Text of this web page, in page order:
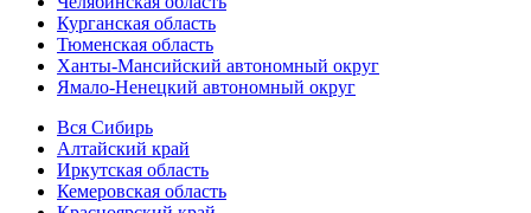
Курганская область
Тюменская область
Ханты-Мансийский автономный округ
Ямало-Ненецкий автономный округ
Вся Сибирь
Алтайский край
Иркутская область
Кемеровская область